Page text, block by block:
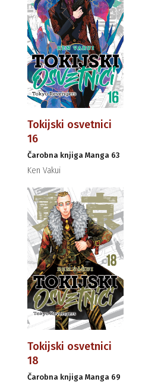
Tokijski osvetnici
16
Čarobna knjiga Manga 63
Ken Vakui
Tokijski osvetnici
18
Čarobna knjiga Manga 69